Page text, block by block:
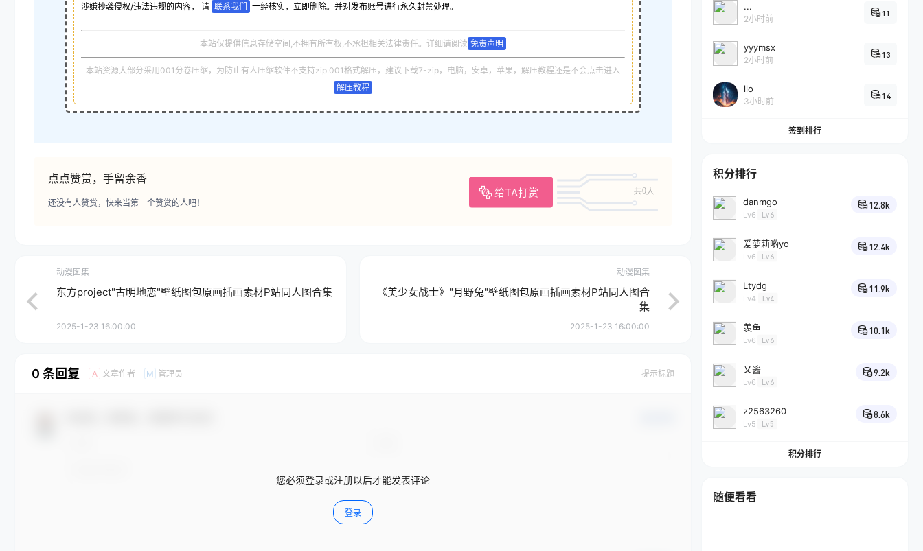
涉嫌抄袭侵权/违法违规的内容， 请 联系我们 一经核实，立即删除。并对发布账号进行永久封禁处理。
本站仅提供信息存储空间,不拥有所有权,不承担相关法律责任。详细请阅读 免责声明
本站资源大部分采用001分卷压缩，为防止有人压缩软件不支持zip.001格式解压，建议下载7-zip，电脑，安卓，苹果，解压教程还是不会点击进入
解压教程
点点赞赏，手留余香
给TA打赏 共0人
还没有人赞赏，快来当第一个赞赏的人吧！
动漫图集
东方project"古明地恋"壁纸图包原画插画素材P站同人图合集
2025-1-23 16:00:00
动漫图集
《美少女战士》"月野兔"壁纸图包原画插画素材P站同人图合
集
2025-1-23 16:00:00
0 条回复 A 文章作者 M 管理员 提示标题
您必须登录或注册以后才能发表评论
登录
...
2小时前
11
yyymsx
2小时前
13
llo
3小时前
14
签到排行
积分排行
danmgo
Lv6 Lv6
12.8k
爱萝莉哟yo
Lv6 Lv6
12.4k
Ltydg
Lv4 Lv4
11.9k
羡鱼
Lv6 Lv6
10.1k
乂酱
Lv6 Lv6
9.2k
z2563260
Lv5 Lv5
8.6k
积分排行
随便看看